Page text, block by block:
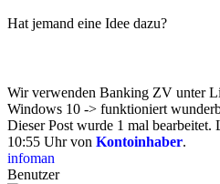
Hat jemand eine Idee dazu?
Wir verwenden Banking ZV unter
Windows 10 -> funktioniert
Dieser Post wurde 1 mal
10:55 Uhr von Kontoinhaber.
infoman
Benutzer